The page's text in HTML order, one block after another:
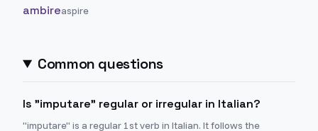
ambireaspire
Common questions
Is "imputare" regular or irregular in Italian?
"imputare" is a regular 1st verb in Italian. It follows the